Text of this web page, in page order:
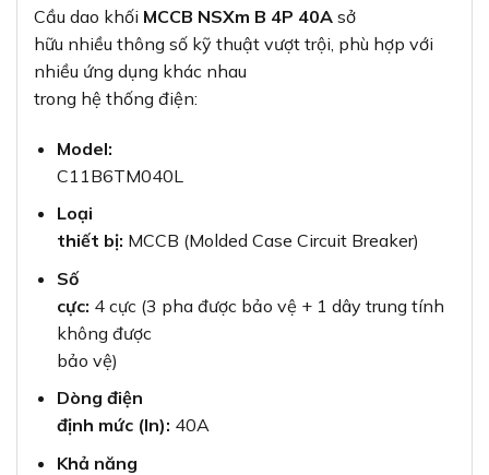
Cầu dao khối MCCB NSXm B 4P 40A sở
hữu nhiều thông số kỹ thuật vượt trội, phù hợp với
nhiều ứng dụng khác nhau
trong hệ thống điện:
Model:
C11B6TM040L
Loại
thiết bị: MCCB (Molded Case Circuit Breaker)
Số
cực: 4 cực (3 pha được bảo vệ + 1 dây trung tính
không được
bảo vệ)
Dòng điện
định mức (In): 40A
Khả năng